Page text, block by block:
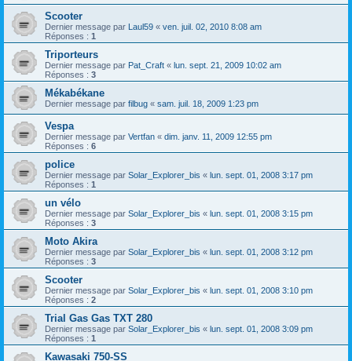
Scooter
Dernier message par Laul59 « ven. juil. 02, 2010 8:08 am
Réponses : 1
Triporteurs
Dernier message par Pat_Craft « lun. sept. 21, 2009 10:02 am
Réponses : 3
Mékabékane
Dernier message par filbug « sam. juil. 18, 2009 1:23 pm
Vespa
Dernier message par Vertfan « dim. janv. 11, 2009 12:55 pm
Réponses : 6
police
Dernier message par Solar_Explorer_bis « lun. sept. 01, 2008 3:17 pm
Réponses : 1
un vélo
Dernier message par Solar_Explorer_bis « lun. sept. 01, 2008 3:15 pm
Réponses : 3
Moto Akira
Dernier message par Solar_Explorer_bis « lun. sept. 01, 2008 3:12 pm
Réponses : 3
Scooter
Dernier message par Solar_Explorer_bis « lun. sept. 01, 2008 3:10 pm
Réponses : 2
Trial Gas Gas TXT 280
Dernier message par Solar_Explorer_bis « lun. sept. 01, 2008 3:09 pm
Réponses : 1
Kawasaki 750-SS